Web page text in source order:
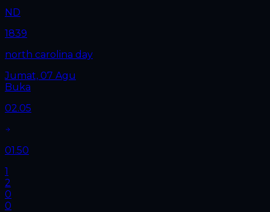
ND
1839
north carolina day
Jumat, 07 Agu
Buka
02.05
01.50
1
2
0
0